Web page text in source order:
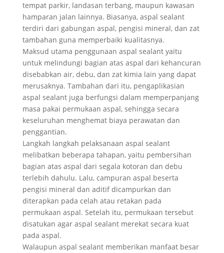
tempat parkir, landasan terbang, maupun kawasan
hamparan jalan lainnya. Biasanya, aspal sealant
terdiri dari gabungan aspal, pengisi mineral, dan zat
tambahan guna memperbaiki kualitasnya.
Maksud utama penggunaan aspal sealant yaitu
untuk melindungi bagian atas aspal dari kehancuran
disebabkan air, debu, dan zat kimia lain yang dapat
merusaknya. Tambahan dari itu, pengaplikasian
aspal sealant juga berfungsi dalam memperpanjang
masa pakai permukaan aspal, sehingga secara
keseluruhan menghemat biaya perawatan dan
penggantian.
Langkah langkah pelaksanaan aspal sealant
melibatkan beberapa tahapan, yaitu pembersihan
bagian atas aspal dari segala kotoran dan debu
terlebih dahulu. Lalu, campuran aspal beserta
pengisi mineral dan aditif dicampurkan dan
diterapkan pada celah atau retakan pada
permukaan aspal. Setelah itu, permukaan tersebut
disatukan agar aspal sealant merekat secara kuat
pada aspal.
Walaupun aspal sealant memberikan manfaat besar